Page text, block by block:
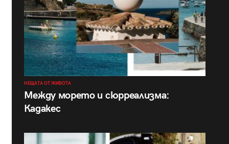
НЕЩАТА ОТ ЖИВОТА
Между морето и сюрреализма:
Кадакес